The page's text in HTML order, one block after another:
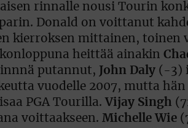
rinnalle nousi Tourin
Donald on voittanut
kierroksen mittainen, toinen
heittää ainakin
putannut, John Daly (-3)
vuodelle 2007, mutta hän
PGA Tourilla. Vijay Singh
voittaakseen. Michelle Wie